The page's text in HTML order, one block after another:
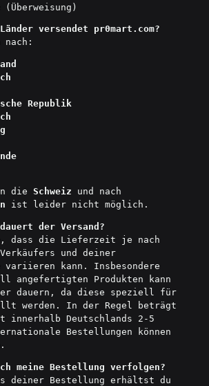
(Überweisung)
versendet pr0mart.com?
nach:
Republik
die Schweiz und nach
ist leider nicht möglich.
der Versand?
dass die Lieferzeit je nach
und deiner
variieren kann. Insbesondere
angefertigten Produkten kann
dauern, da diese speziell für
werden. In der Regel beträgt
Deutschlands 2-5
Bestellungen können
meine Bestellung verfolgen?
deiner Bestellung erhältst du